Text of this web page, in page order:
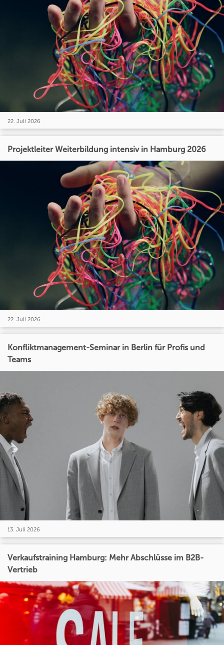
22. Juli 2026
Projektleiter Weiterbildung intensiv in Hamburg 2026
22. Juli 2026
Konfliktmanagement-Seminar in Berlin für Profis und
Teams
13. Juli 2026
Verkaufstraining Hamburg: Mehr Abschlüsse im B2B-
Vertrieb